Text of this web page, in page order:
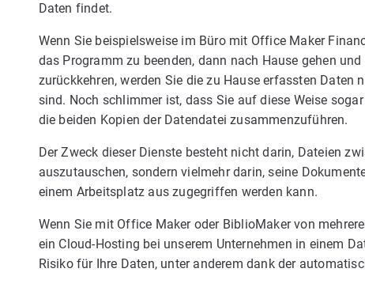
Daten findet.
Wenn Sie beispielsweise im Büro mit Office Maker
das Programm zu beenden, dann nach Hause gehen
zurückkehren, werden Sie die zu Hause erfassten
sind. Noch schlimmer ist, dass Sie auf diese Weise
die beiden Kopien der Datendatei zusammenzuführen.
Der Zweck dieser Dienste besteht nicht darin, Dateien
auszutauschen, sondern vielmehr darin, seine
einem Arbeitsplatz aus zugegriffen werden kann.
Wenn Sie mit Office Maker oder BiblioMaker von
ein Cloud-Hosting bei unserem Unternehmen in einem
Risiko für Ihre Daten, unter anderem dank der